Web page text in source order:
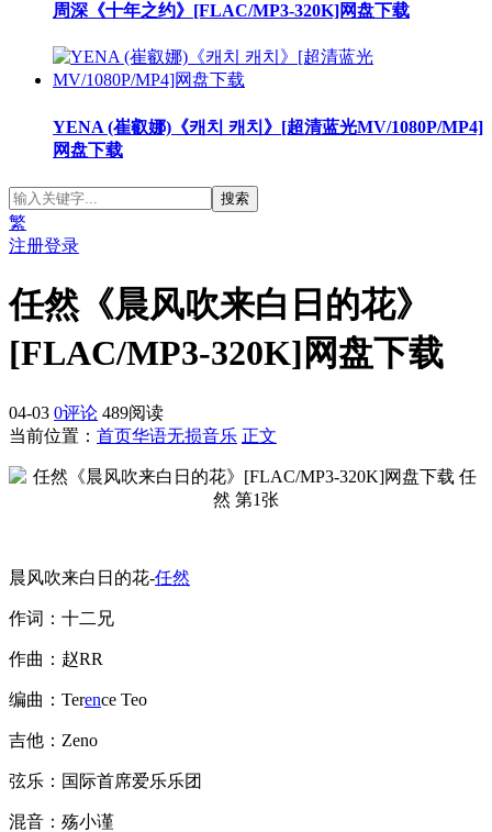
周深《十年之约》[FLAC/MP3-320K]网盘下载
YENA (崔叡娜)《캐치 캐치》[超清蓝光MV/1080P/MP4]
网盘下载
繁
注册登录
任然《晨风吹来白日的花》
[FLAC/MP3-320K]网盘下载
04-03 0评论 489阅读
当前位置： 首页华语无损音乐 正文
晨风吹来白日的花-任然
作词：十二兄
作曲：赵RR
编曲：Terence Teo
吉他：Zeno
弦乐：国际首席爱乐乐团
混音：殇小谨